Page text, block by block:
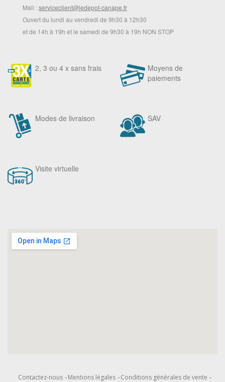
Mail :serviceclient@ledepot-canape.fr
Ouvert du lundi au vendredi de 9h30 à 12h30
et de 14h à 19h et le samedi de 9h30 à 19h NON STOP
2, 3 ou 4 x sans frais
Moyens de
paiements
Modes de livraison SAV
Visite virtuelle
Contactez-nous Mentions légales Conditions générales de vente